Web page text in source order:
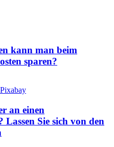
kann man beim
sparen?
an einen
Lassen Sie sich von den